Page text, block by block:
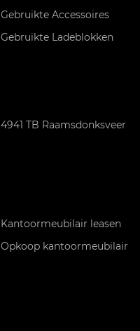
Gebruikte Accessoires
Gebruikte Ladeblokken
4941 TB Raamsdonksveer
Kantoormeubilair leasen
Opkoop kantoormeubilair